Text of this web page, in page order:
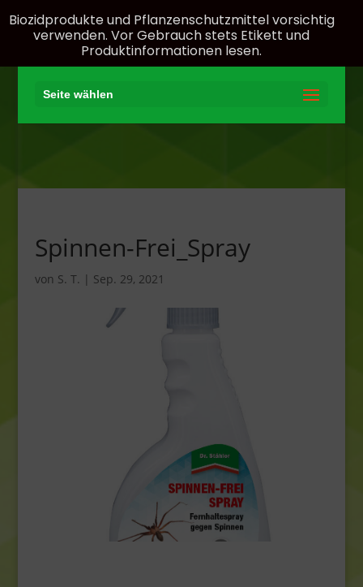
Seite wählen
Spinnen-Frei_Spray
von S. T. | Sep. 29, 2021
Biozidprodukte und Pflanzenschutzmittel vorsichtig
verwenden. Vor Gebrauch stets Etikett und
Produktinformationen lesen.